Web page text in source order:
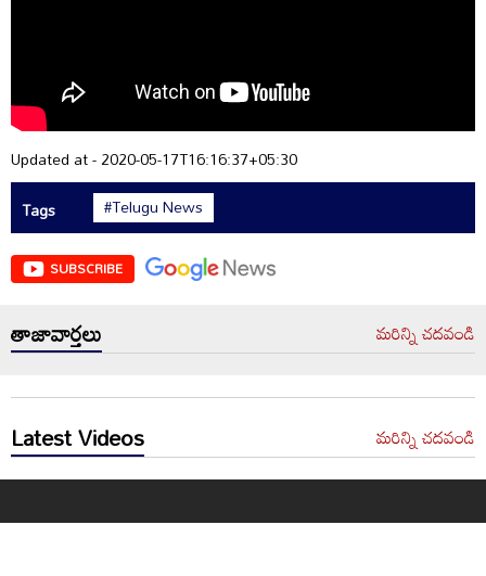
Updated at - 2020-05-17T16:16:37+05:30
Tags
#Telugu News
SUBSCRIBE
తాజావార్తలు మరిన్ని చదవండి
Latest Videos మరిన్ని చదవండి